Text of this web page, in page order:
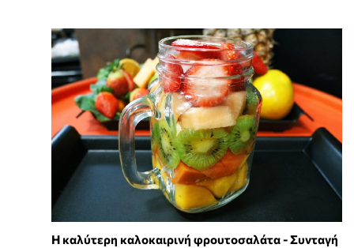
Η καλύτερη καλοκαιρινή φρουτοσαλάτα - Συνταγή